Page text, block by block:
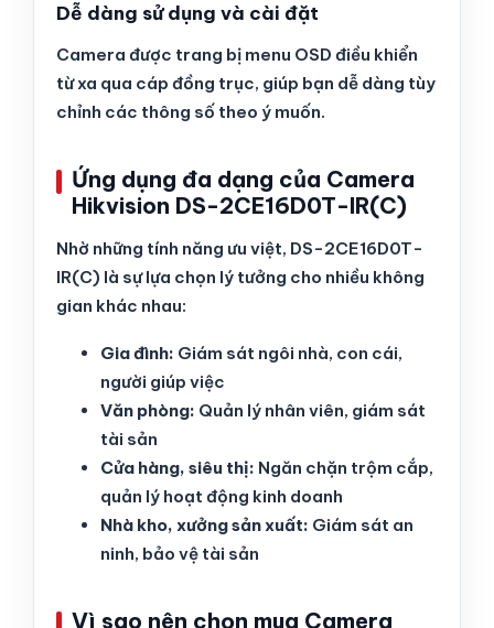
Dễ dàng sử dụng và cài đặt
Camera được trang bị menu OSD điều khiển
từ xa qua cáp đồng trục, giúp bạn dễ dàng tùy
chỉnh các thông số theo ý muốn.
Ứng dụng đa dạng của Camera
Hikvision DS-2CE16D0T-IR(C)
Nhờ những tính năng ưu việt, DS-2CE16D0T-
IR(C) là sự lựa chọn lý tưởng cho nhiều không
gian khác nhau:
Gia đình: Giám sát ngôi nhà, con cái,
người giúp việc
Văn phòng: Quản lý nhân viên, giám sát
tài sản
Cửa hàng, siêu thị: Ngăn chặn trộm cắp,
quản lý hoạt động kinh doanh
Nhà kho, xưởng sản xuất: Giám sát an
ninh, bảo vệ tài sản
Vì sao nên chọn mua Camera